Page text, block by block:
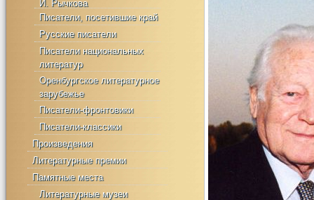
И. Рычкова
Писатели, посетившие край
Русские писатели
Писатели национальных
литератур
Оренбургское литературное
зарубежье
Писатели-фронтовики
Писатели-классики
Произведения
Литературные премии
Памятные места
Литературные музеи